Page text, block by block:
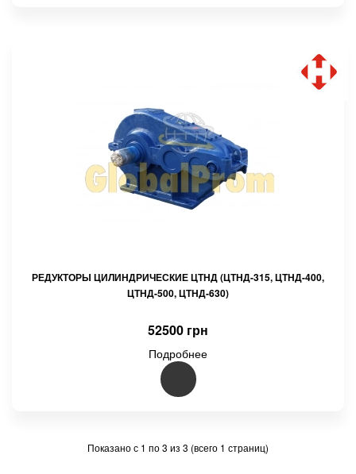
РЕДУКТОРЫ ЦИЛИНДРИЧЕСКИЕ ЦТНД (ЦТНД-315, ЦТНД-400,
ЦТНД-500, ЦТНД-630)
52500 грн
Подробнее
Показано с 1 по 3 из 3 (всего 1 страниц)